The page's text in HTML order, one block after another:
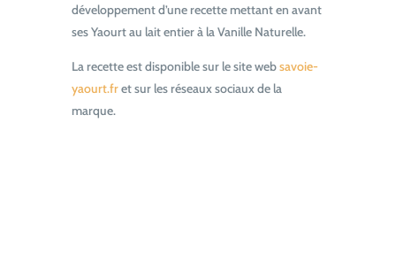
développement d’une recette mettant en avant
ses Yaourt au lait entier à la Vanille Naturelle.
La recette est disponible sur le site websavoie-
yaourt.fret sur les réseaux sociaux de la
marque.